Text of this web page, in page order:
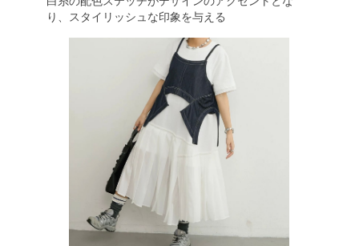
り、スタイリッシュな印象を与える